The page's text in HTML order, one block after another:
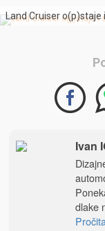
Land Cruiser o(p)staje
Ivan
dlake